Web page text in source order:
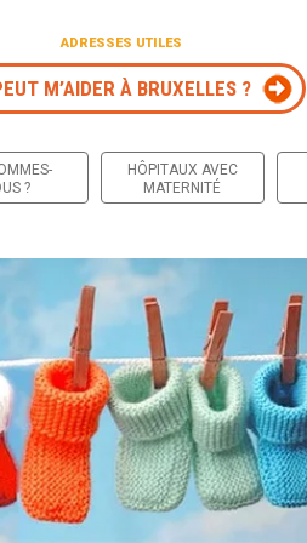
ADRESSES UTILES
M’AIDER À BRUXELLES ?
?
HÔPITAUX AVEC
MATERNITÉ